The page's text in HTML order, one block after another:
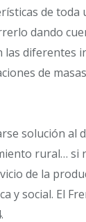
de toda
dando
diferentes
de
solución al
rural… si
de la
y social. El